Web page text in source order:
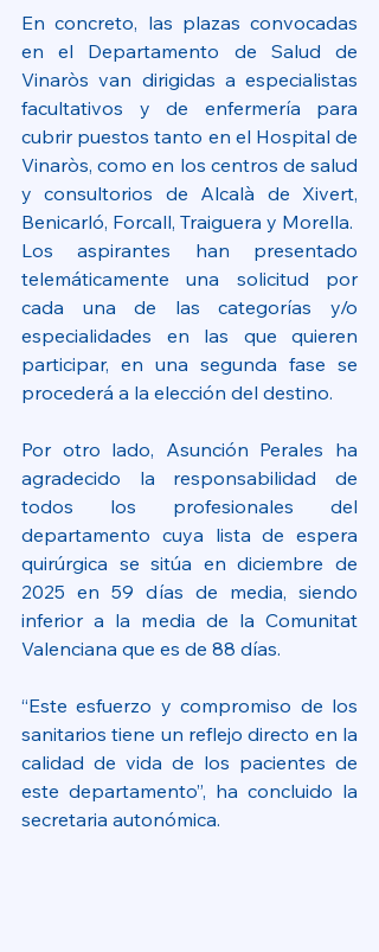
En concreto, las plazas convocadas
en el Departamento de Salud de
Vinaròs van dirigidas a especialistas
facultativos y de enfermería para
cubrir puestos tanto en el Hospital de
Vinaròs, como en los centros de salud
y consultorios de Alcalà de Xivert,
Benicarló, Forcall, Traiguera y Morella.
Los aspirantes han presentado
telemáticamente una solicitud por
cada una de las categorías y/o
especialidades en las que quieren
participar, en una segunda fase se
procederá a la elección del destino.
Por otro lado, Asunción Perales ha
agradecido la responsabilidad de
todos los profesionales del
departamento cuya lista de espera
quirúrgica se sitúa en diciembre de
2025 en 59 días de media, siendo
inferior a la media de la Comunitat
Valenciana que es de 88 días.
“Este esfuerzo y compromiso de los
sanitarios tiene un reflejo directo en la
calidad de vida de los pacientes de
este departamento”, ha concluido la
secretaria autonómica.